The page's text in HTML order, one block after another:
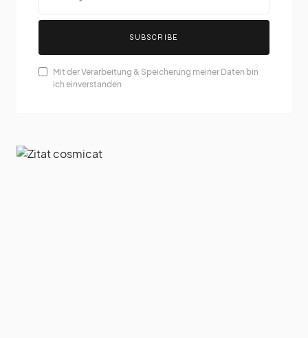
SUBSCRIBE
Mit der Verarbeitung & Speicherung meiner Daten bin
ich einverstanden